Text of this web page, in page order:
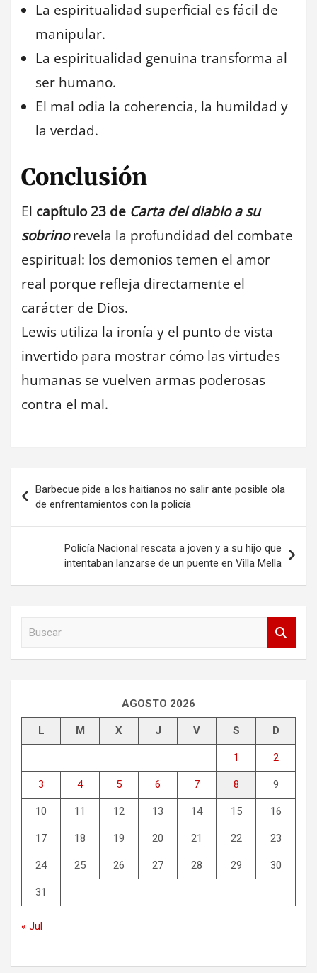
La espiritualidad superficial es fácil de
manipular.
La espiritualidad genuina transforma al
ser humano.
El mal odia la coherencia, la humildad y
la verdad.
Conclusión
El capítulo 23 de Carta del diablo a su
sobrinorevela la profundidad del combate
espiritual: los demonios temen el amor
real porque refleja directamente el
carácter de Dios.
Lewis utiliza la ironía y el punto de vista
invertido para mostrar cómo las virtudes
humanas se vuelven armas poderosas
contra el mal.
Navegación
de
entradas
Barbecue pide a los haitianos no salir ante posible ola
de enfrentamientos con la policía
Policía Nacional rescata a joven y a su hijo que
intentaban lanzarse de un puente en Villa Mella
AGOSTO 2026
L M X J V S D
1 2
3 4 5 6 7 8 9
10 11 12 13 14 15 16
17 18 19 20 21 22 23
24 25 26 27 28 29 30
31
« Jul